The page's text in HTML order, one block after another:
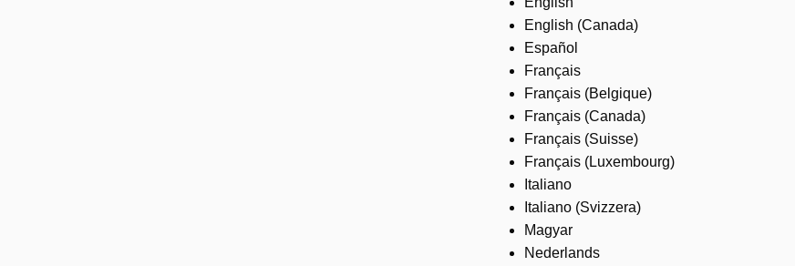
English (Canada)
Español
Français
Français (Belgique)
Français (Canada)
Français (Suisse)
Français (Luxembourg)
Italiano
Italiano (Svizzera)
Magyar
Nederlands